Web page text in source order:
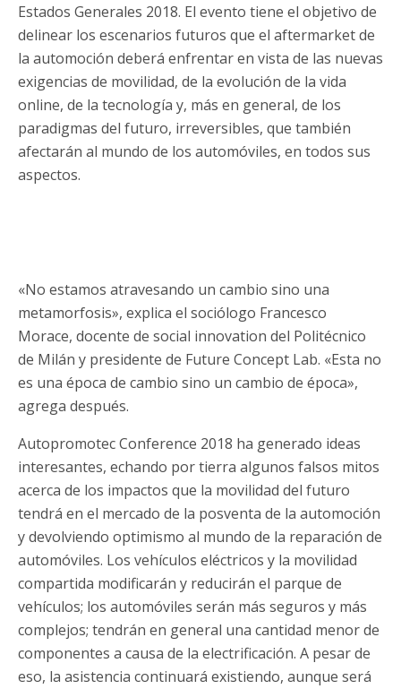
Estados Generales 2018. El evento tiene el objetivo de
delinear los escenarios futuros que el aftermarket de
la automoción deberá enfrentar en vista de las nuevas
exigencias de movilidad, de la evolución de la vida
online, de la tecnología y, más en general, de los
paradigmas del futuro, irreversibles, que también
afectarán al mundo de los automóviles, en todos sus
aspectos.
«No estamos atravesando un cambio sino una
metamorfosis», explica el sociólogo Francesco
Morace, docente de social innovation del Politécnico
de Milán y presidente de Future Concept Lab. «Esta no
es una época de cambio sino un cambio de época»,
agrega después.
Autopromotec Conference 2018 ha generado ideas
interesantes, echando por tierra algunos falsos mitos
acerca de los impactos que la movilidad del futuro
tendrá en el mercado de la posventa de la automoción
y devolviendo optimismo al mundo de la reparación de
automóviles. Los vehículos eléctricos y la movilidad
compartida modificarán y reducirán el parque de
vehículos; los automóviles serán más seguros y más
complejos; tendrán en general una cantidad menor de
componentes a causa de la electrificación. A pesar de
eso, la asistencia continuará existiendo, aunque será